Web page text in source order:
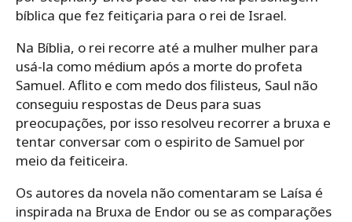
bíblica que fez feitiçaria para o rei de Israel.
Na Bíblia, o rei recorre até a mulher mulher para
usá-la como médium após a morte do profeta
Samuel. Aflito e com medo dos filisteus, Saul não
conseguiu respostas de Deus para suas
preocupações, por isso resolveu recorrer a bruxa e
tentar conversar com o espirito de Samuel por
meio da feiticeira.
Os autores da novela não comentaram se Laísa é
inspirada na Bruxa de Endor ou se as comparações